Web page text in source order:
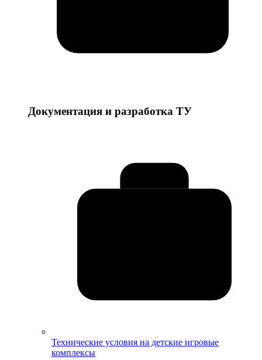
Документация и разработка ТУ
Технические условия на детские игровые
комплексы